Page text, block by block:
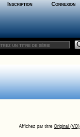
Inscription Connexion
Affichez par titre Original (VO)